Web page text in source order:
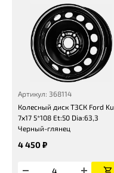
Артикул: 368114
Колесный диск ТЗСК Ford
7x17 5*108 Et:50 Dia:63,3
Черный-глянец
4 450 ₽